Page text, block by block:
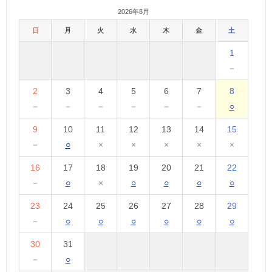
2026年8月
日 月 火 水 木 金 土
1
－
2
－
3
－
4
－
5
－
6
－
7
－
8
○
9
－
10
○
11
×
12
×
13
×
14
×
15
×
16
－
17
○
18
×
19
○
20
○
21
○
22
○
23
－
24
○
25
○
26
○
27
○
28
○
29
○
30
－
31
○